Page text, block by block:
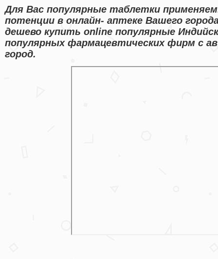
Для Вас популярные таблетки
потенции в онлайн- аптеке Вашего
дешево купить online популярные
популярных фармацевтических фирм с
город.